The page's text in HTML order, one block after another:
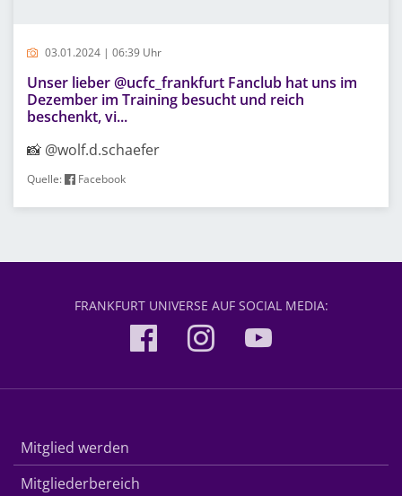
03.01.2024 | 06:39 Uhr
Unser lieber @ucfc_frankfurt Fanclub hat uns im
Dezember im Training besucht und reich
beschenkt, vi...
📸 @wolf.d.schaefer
Quelle: Facebook
FRANKFURT UNIVERSE AUF SOCIAL MEDIA:
Mitglied werden
Mitgliederbereich